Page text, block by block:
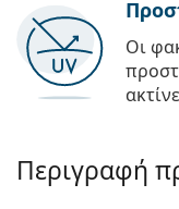
Οι
Περιγραφή